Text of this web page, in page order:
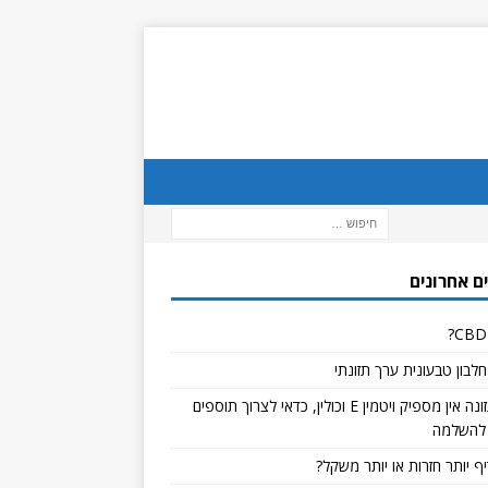
אחרונים
טבעונית ערך תזונתי
אם בתזונה אין מספיק ויטמין E וכולין, כדאי לצרוך תוספים
יותר חזרות או יותר משקל?